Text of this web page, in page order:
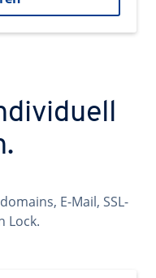
E-Mail, SSL-
Lock.